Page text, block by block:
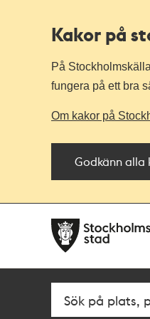
Kakor på
På
fungera på ett bra
Om kakor på
Godkänn alla
navigationen
huvudinnehållet
Fritextsök